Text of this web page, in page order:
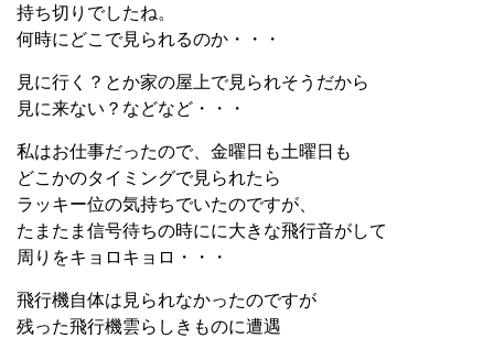
持ち切りでしたね。
何時にどこで見られるのか・・・
見に行く？とか家の屋上で見られそうだから
見に来ない？などなど・・・
私はお仕事だったので、金曜日も土曜日も
どこかのタイミングで見られたら
ラッキー位の気持ちでいたのですが、
たまたま信号待ちの時にに大きな飛行音がして
周りをキョロキョロ・・・
飛行機自体は見られなかったのですが
残った飛行機雲らしきものに遭遇